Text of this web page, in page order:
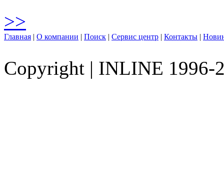
>>
Главная | О компании | Поиск | Сервис центр | Контакты |
Copyright | INLINE 1996-